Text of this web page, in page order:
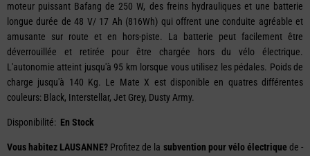
moteur puissant Bafang de 250 W, des freins hydrauliques et une batterie
longue durée de 48 V/ 17 Ah (816Wh) qui offrent une conduite agréable et
amusante sur route et en hors-piste. La batterie peut facilement être
déverrouillée et retirée pour être chargée hors du vélo électrique.
L'autonomie atteint jusqu'à 95 km lorsque vous utilisez les pédales. Poids de
charge jusqu'à 140 Kg. Le Mate X est disponible en quatres différentes
couleurs: Black, Interstellar, Jet Grey, Dusty Army.
Disponibilité: En Stock
Vous habitez LAUSANNE? Profitez de la subvention pour vélo électrique de -